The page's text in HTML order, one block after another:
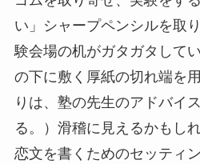
い」シャープペンシルを取
験会場の机がガタガタして
の下に敷く厚紙の切れ端を
りは、塾の先生のアドバイ
る。）滑稽に見えるかもし
恋文を書くためのセッティ